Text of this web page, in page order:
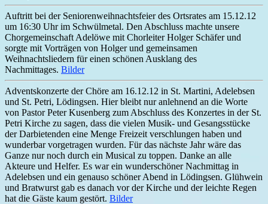
Auftritt bei der Seniorenweihnachtsfeier des Ortsrates am 15.12.12
um 16:30 Uhr im Schwülmetal. Den Abschluss machte unsere
Chorgemeinschaft Adelöwe mit Chorleiter Holger Schäfer und
sorgte mit Vorträgen von Holger und gemeinsamen
Weihnachtsliedern für einen schönen Ausklang des
Nachmittages. Bilder
Adventskonzerte der Chöre am 16.12.12 in St. Martini, Adelebsen
und St. Petri, Lödingsen. Hier bleibt nuranlehnend an die Worte
von Pastor Peter Kusenberg zum Abschluss des Konzertes in der St.
Petri Kirche zu sagen, dass die vielen Musik- und Gesangsstücke
der Darbietenden eine Menge Freizeit verschlungen haben und
wunderbar vorgetragen wurden. Für das nächste Jahr wäre das
Ganze nur noch durch ein Musical zu toppen. Danke an alle
Akteure und Helfer. Es war ein wunderschöner Nachmittag in
Adelebsen und ein genauso schöner Abend in Lödingsen. Glühwein
und Bratwurst gab es danach vor der Kirche und der leichte Regen
hat die Gäste kaum gestört. Bilder